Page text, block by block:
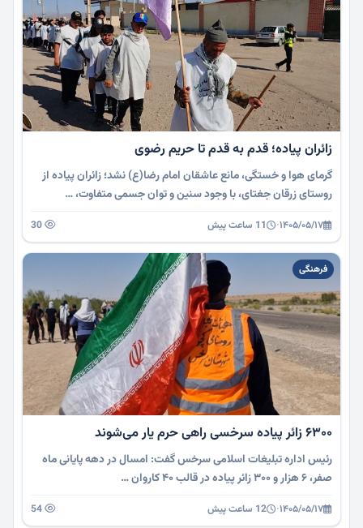
زائران پیاده؛ قدم به قدم تا حریم رضوی
گرمای هوا و خستگی، مانع عاشقان امام رضا(ع) نشد؛ زائران پیاده از
روستای زرقان جغتای، با وجود سنین و توان جسمی متفاوت، …
۱۴۰۵/۰۵/۱۷· 11 ساعت پیش
فرهنگی
۶۳۰۰ زائر پیاده سرخسی راهی حرم یار می‌شوند
رئیس اداره تبلیغات اسلامی سرخس گفت: امسال در دهه پایانی ماه
صفر، ۶ هزار و ۳۰۰ زائر پیاده در قالب ۴۰ کاروان …
۱۴۰۵/۰۵/۱۷· 12 ساعت پیش